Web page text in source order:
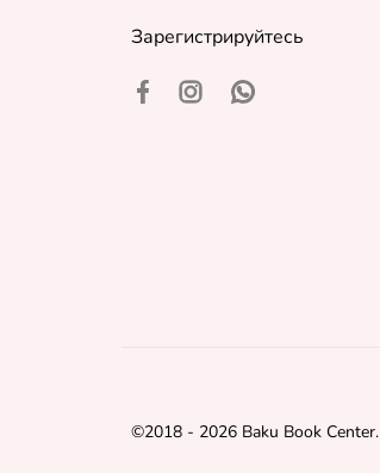
Зарегистрируйтесь
©2018 - 2026 Baku Book